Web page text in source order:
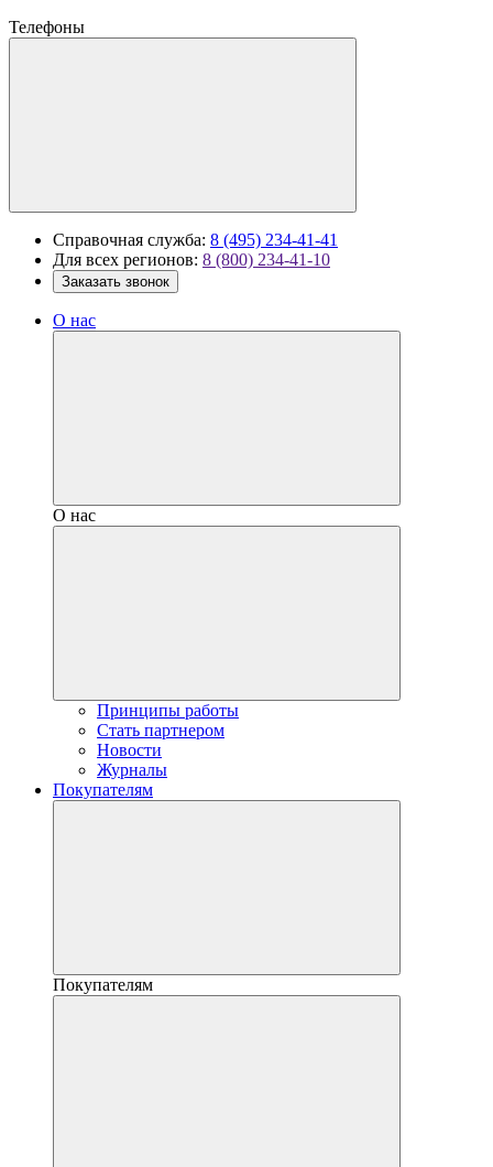
Телефоны
Справочная служба: 8 (495) 234-41-41
Для всех регионов: 8 (800) 234-41-10
Заказать звонок
О нас
О нас
Принципы работы
Стать партнером
Новости
Журналы
Покупателям
Покупателям